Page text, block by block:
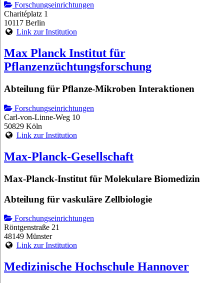
Forschungseinrichtungen
Charitéplatz 1
10117 Berlin
Link zur Institution
Max Planck Institut für
Pflanzenzüchtungsforschung
Abteilung für Pflanze-Mikroben Interaktionen
Forschungseinrichtungen
Carl-von-Linne-Weg 10
50829 Köln
Link zur Institution
Max-Planck-Gesellschaft
Max-Planck-Institut für Molekulare Biomedizin
Abteilung für vaskuläre Zellbiologie
Forschungseinrichtungen
Röntgenstraße 21
48149 Münster
Link zur Institution
Medizinische Hochschule Hannover